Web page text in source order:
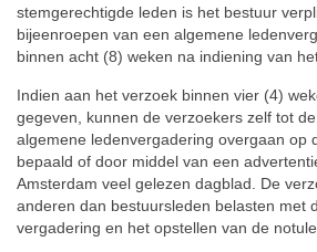
stemgerechtigde leden is het bestuur
bijeenroepen van een algemene
binnen acht (8) weken na indiening van
Indien aan het verzoek binnen vier (4)
gegeven, kunnen de verzoekers zelf tot
algemene ledenvergadering overgaan op
bepaald of door middel van een
Amsterdam veel gelezen dagblad. De
anderen dan bestuursleden belasten met
vergadering en het opstellen van de